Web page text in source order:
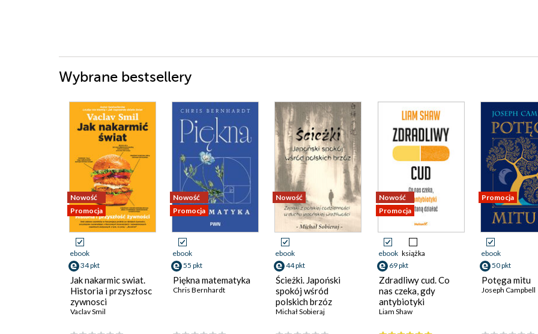
Wybrane bestsellery
Nowość
Promocja
ebook
34 pkt
Jak nakarmic swiat.
Historia i przyszłosc
zywnosci
Vaclav Smil
Nowość
Promocja
ebook
55 pkt
Piękna matematyka
Chris Bernhardt
Nowość
ebook
44 pkt
Ścieżki. Japoński
spokój wśród
polskich brzóz
Michał Sobieraj
Nowość
Promocja
ebook książka
69 pkt
Zdradliwy cud. Co
nas czeka, gdy
antybiotyki
przestaną działać
Liam Shaw
Promocja
ebook
50 pkt
Potęga mitu
Joseph Campbell